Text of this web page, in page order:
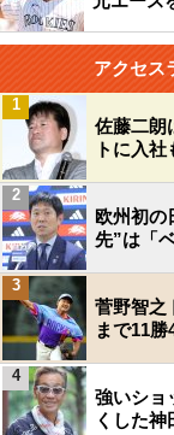
アクセス
佐藤二朗
トに入
1
欧州初の
先”は「
2
菅野智之
まで11
3
強いショ
くした
4